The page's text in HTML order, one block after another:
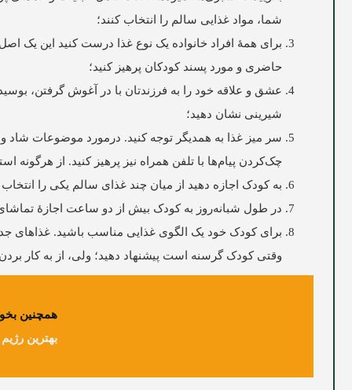
شما، مواد غذایی سالم را انتخاب کنند؛
برای همۀ افراد خانواده یک نوع غذا درست کنید این یک
حاضری و مورد پسند کودکان پرهیز کنید؛
عشق و علاقه خود را به فرزندتان با در آغوش گرفتن،
شیرینی نشان دهید؛
سر میز غذا به همدیگر توجه کنید. درمورد موضوعات شاد
چک‌کردن پیام‌ها با تلفن همراه نیز پرهیز کنید. از هرگونه
به کودک اجازه دهید از میان چند غذای سالم یکی را انتخاب
در طول شبانه‌روز به کودک بیش از دو ساعت اجازۀ تماشای
برای کودک خود یک الگوی غذایی مناسب باشید. غذاهای
وقتی کودک گرسنه است پیشنهاد دهید؛ ولی، از به کار
همچنین
بهترین